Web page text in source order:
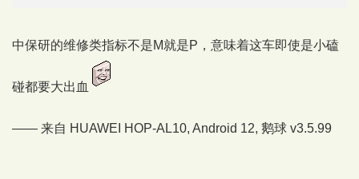
中保研的维修类指标不是M就是P，意味着这车即使是小磕
碰都要大出血
—— 来自 HUAWEI HOP-AL10, Android 12, 鹅球 v3.5.99